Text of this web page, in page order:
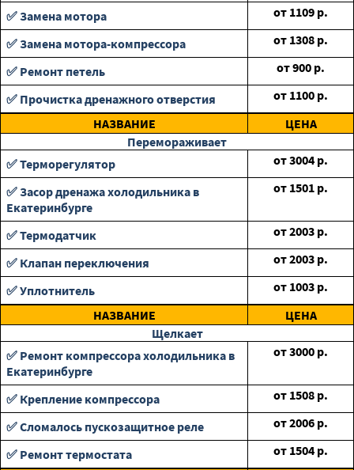
✅ Замена мотора
от 1109 р.
✅ Замена мотора-компрессора
от 1308 р.
✅ Ремонт петель
от900 р.
✅ Прочистка дренажного отверстия
от 1100 р.
НАЗВАНИЕ
ЦЕНА
Перемораживает
✅ Терморегулятор
от3004 р.
✅ Засор дренажа холодильника в
Екатеринбурге
от 1501 р.
✅ Термодатчик от2003 р.
✅ Клапан переключения
от2003 р.
✅ Уплотнитель
от 1003 р.
НАЗВАНИЕ
ЦЕНА
Щелкает
✅ Ремонт компрессора холодильника в
Екатеринбурге
от3000 р.
✅ Крепление компрессора от 1508 р.
✅ Сломалось пускозащитное реле
от2006 р.
✅ Ремонт термостата
от 1504 р.